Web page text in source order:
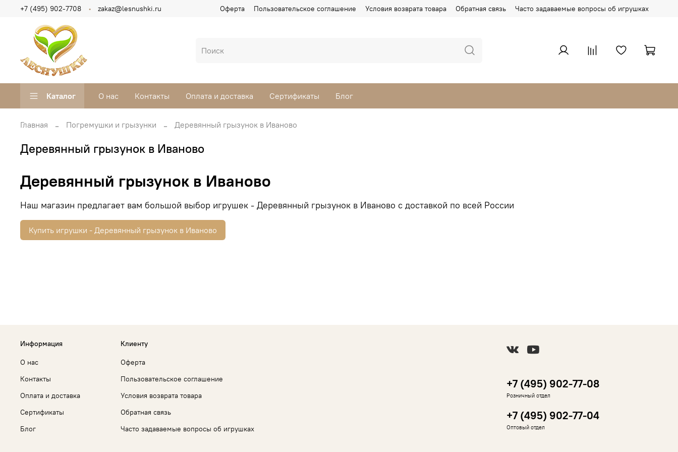
Оферта Пользовательское соглашение Условия возврата товара Обратная связь Часто задаваемые вопросы об игрушках
+7 (495) 902-7708 zakaz@lesnushki.ru
Каталог О нас Контакты Оплата и доставка Сертификаты Блог
Главная Погремушки и грызунки Деревянный грызунок в Иваново
Деревянный грызунок в Иваново
Деревянный грызунок в Иваново
Наш магазин предлагает вам большой выбор игрушек - Деревянный грызунок в Иваново с доставкой по всей России
Купить игрушки - Деревянный грызунок в Иваново
Информация
О нас
Контакты
Оплата и доставка
Сертификаты
Блог
Клиенту
Оферта
Пользовательское соглашение
Условия возврата товара
Обратная связь
Часто задаваемые вопросы об игрушках
+7 (495) 902-77-08
Розничный отдел
+7 (495) 902-77-04
Оптовый отдел